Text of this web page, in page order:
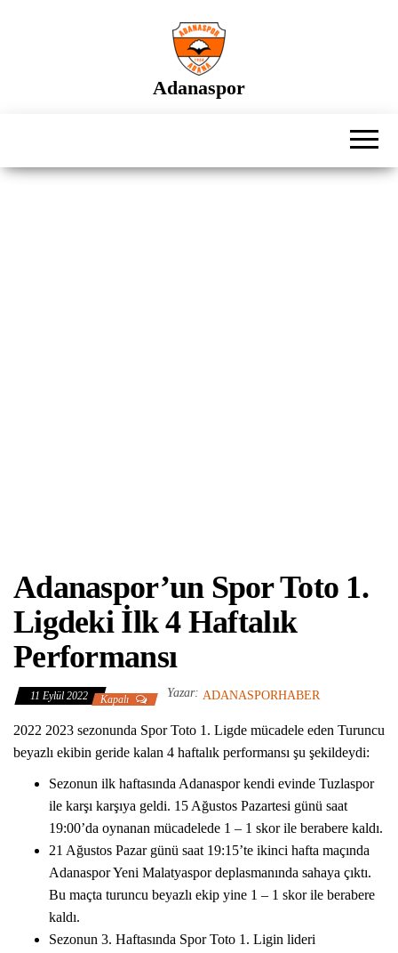
Adanaspor
Adanaspor’un Spor Toto 1.
Ligdeki İlk 4 Haftalık
Performansı
11 Eylül 2022 Kapalı Yazar: ADANASPORHABER
2022 2023 sezonunda Spor Toto 1. Ligde mücadele eden Turuncu
beyazlı ekibin geride kalan 4 haftalık performansı şu şekildeydi:
Sezonun ilk haftasında Adanaspor kendi evinde Tuzlaspor
ile karşı karşıya geldi. 15 Ağustos Pazartesi günü saat
19:00’da oynanan mücadelede 1 – 1 skor ile berabere kaldı.
21 Ağustos Pazar günü saat 19:15’te ikinci hafta maçında
Adanaspor Yeni Malatyaspor deplasmanında sahaya çıktı.
Bu maçta turuncu beyazlı ekip yine 1 – 1 skor ile berabere
kaldı.
Sezonun 3. Haftasında Spor Toto 1. Ligin lideri